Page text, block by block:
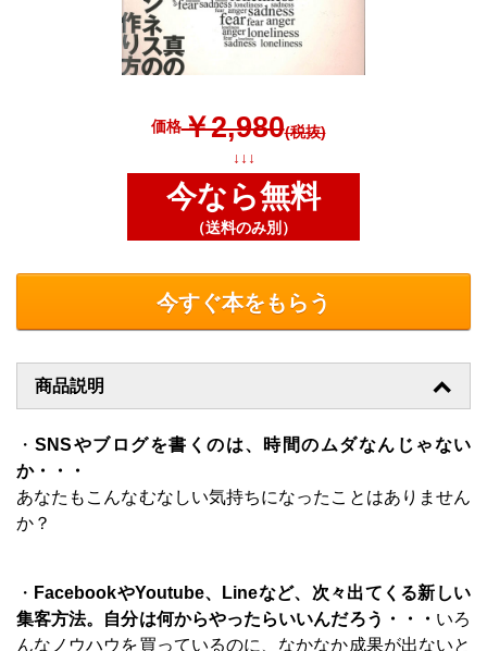
価格￥2,980(税抜)
↓↓↓
今なら無料
（送料のみ別）
今すぐ本をもらう
商品説明
・SNSやブログを書くのは、時間のムダなんじゃない
か・・・
あなたもこんなむなしい気持ちになったことはありません
か？
・ FacebookやYoutube、Lineなど、次々出てくる新しい
集客方法。自分は何からやったらいいんだろう・・・ いろ
んなノウハウを買っているのに、なかなか成果が出ないと